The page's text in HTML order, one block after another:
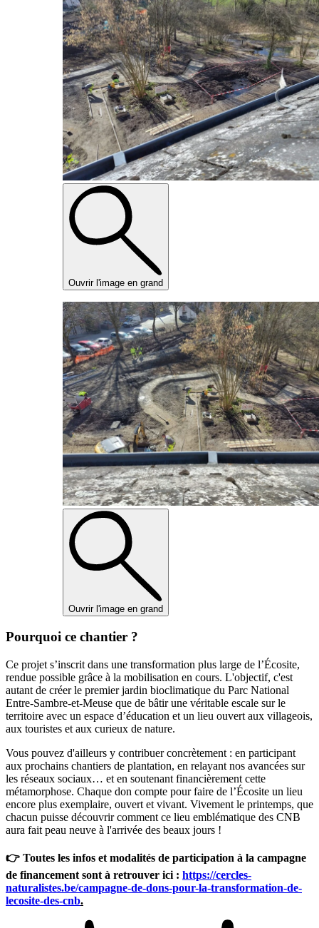
Ouvrir l'image en grand
Ouvrir l'image en grand
Pourquoi ce chantier ?
Ce projet s’inscrit dans une transformation plus large de l’Écosite,
rendue possible grâce à la mobilisation en cours. L'objectif, c'est
autant de créer le premier jardin bioclimatique du Parc National
Entre-Sambre-et-Meuse que de bâtir une véritable escale sur le
territoire avec un espace d’éducation et un lieu ouvert aux villageois,
aux touristes et aux curieux de nature.
Vous pouvez d'ailleurs y contribuer concrètement : en participant
aux prochains chantiers de plantation, en relayant nos avancées sur
les réseaux sociaux… et en soutenant financièrement cette
métamorphose. Chaque don compte pour faire de l’Écosite un lieu
encore plus exemplaire, ouvert et vivant. Vivement le printemps, que
chacun puisse découvrir comment ce lieu emblématique des CNB
aura fait peau neuve à l'arrivée des beaux jours !
👉 Toutes les infos et modalités de participation à la campagne
de financement sont à retrouver ici : https://cercles-
naturalistes.be/campagne-de-dons-pour-la-transformation-de-
lecosite-des-cnb.